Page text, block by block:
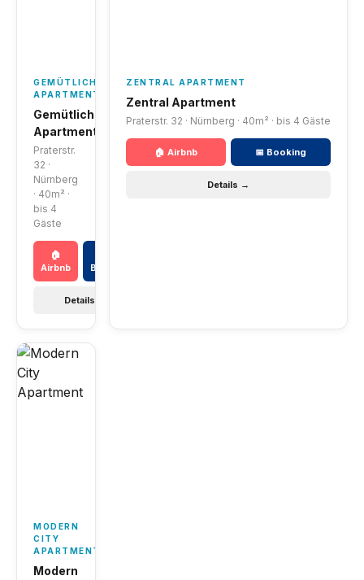
GEMÜTLICHES
APARTMENT
Gemütliches
Apartment
Praterstr.
32 ·
Nürnberg
· 40m² ·
bis 4
Gäste
🏠
Airbnb
Booking
Details →
ZENTRAL APARTMENT
Zentral Apartment
Praterstr. 32 · Nürnberg · 40m² · bis 4 Gäste
🏠 Airbnb 📅 Booking
Details →
MODERN
CITY
APARTMENT
Modern